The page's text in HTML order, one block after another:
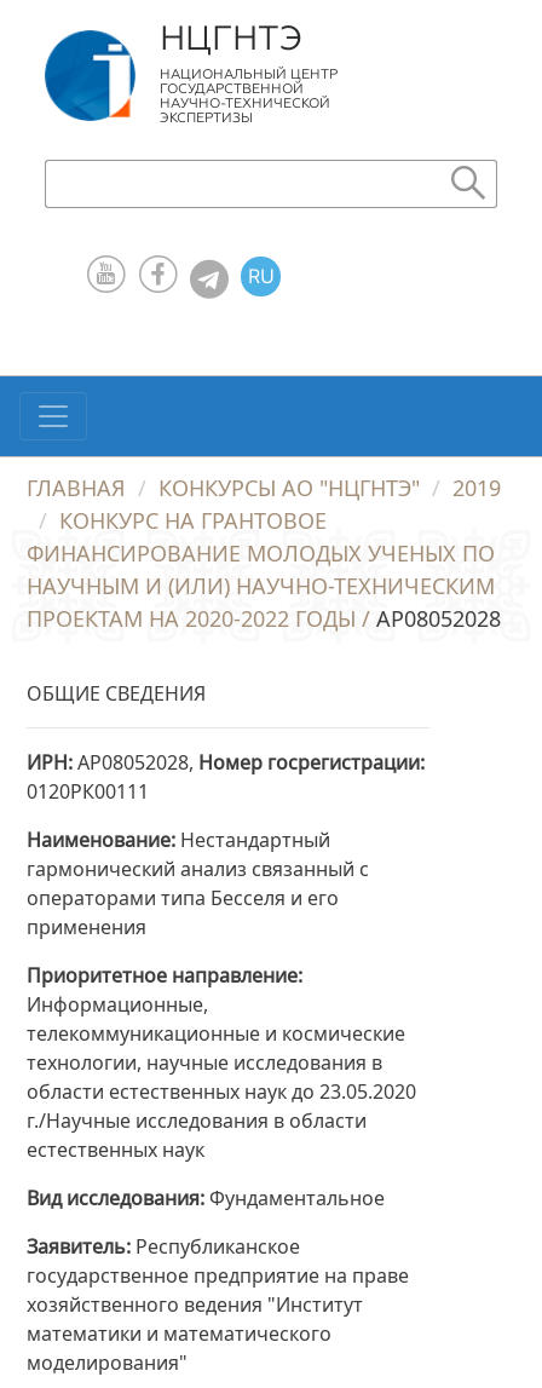
НЦГНТЭ
НАЦИОНАЛЬНЫЙ ЦЕНТР
ГОСУДАРСТВЕННОЙ
НАУЧНО-ТЕХНИЧЕСКОЙ
ЭКСПЕРТИЗЫ
RU
ГЛАВНАЯ КОНКУРСЫ АО "НЦГНТЭ"
2019
КОНКУРС НА ГРАНТОВОЕ
ФИНАНСИРОВАНИЕ МОЛОДЫХ УЧЕНЫХ ПО
НАУЧНЫМ И (ИЛИ) НАУЧНО-ТЕХНИЧЕСКИМ
ПРОЕКТАМ НА 2020-2022 ГОДЫ /AP08052028
ОБЩИЕ СВЕДЕНИЯ
ИРН AP08052028, Номер госрегистрации
0120РК00111
Наименование Нестандартный
гармонический анализ связанный с
операторами типа Бесселя и его
применения
Приоритетное направление
Информационные,
телекоммуникационные и космические
технологии, научные исследования в
области естественных наук до 23.05.2020
г./Научные исследования в области
естественных наук
Вид исследования Фундаментальное
Заявитель Республиканское
государственное предприятие на праве
хозяйственного ведения "Институт
математики и математического
моделирования"